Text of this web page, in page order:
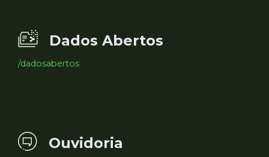
Dados Abertos
/dadosabertos
Ouvidoria